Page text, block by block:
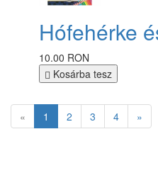
Hófehérke
10.00 RON
Kosárba tesz
« 1 2 3 4 »